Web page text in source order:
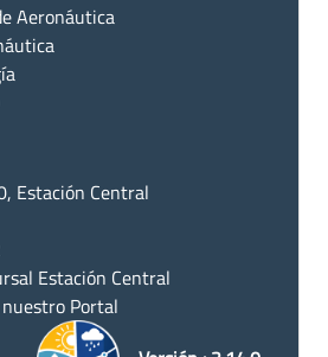
Aeronáutica
Estación Central
Estación Central
Portal